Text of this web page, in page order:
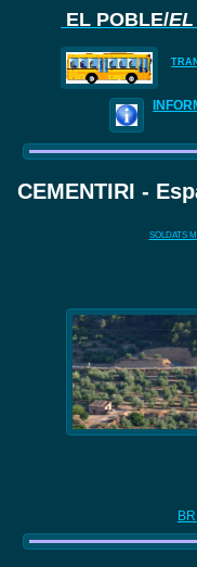
EL POBLE/
CEMENTIRI -
SOLDATS